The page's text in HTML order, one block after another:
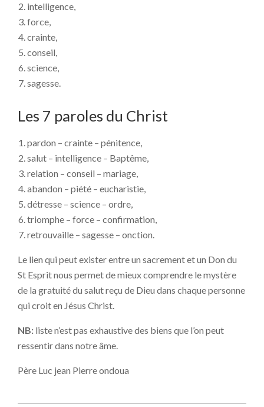
intelligence,
force,
crainte,
conseil,
science,
sagesse.
Les 7 paroles du Christ
pardon – crainte – pénitence,
salut – intelligence – Baptême,
relation – conseil – mariage,
abandon – piété – eucharistie,
détresse – science – ordre,
triomphe – force – confirmation,
retrouvaille – sagesse – onction.
Le lien qui peut exister entre un sacrement et un Don du
St Esprit nous permet de mieux comprendre le mystère
de la gratuité du salut reçu de Dieu dans chaque personne
qui croit en Jésus Christ.
NB: liste n’est pas exhaustive des biens que l’on peut
ressentir dans notre âme.
Père Luc jean Pierre ondoua